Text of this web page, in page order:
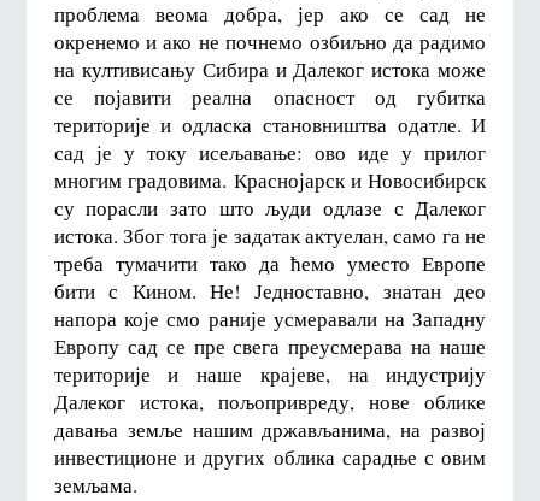
проблема веома добра, јер ако се сад не
окренемо и ако не почнемо озбиљно да радимо
на култивисању Сибира и Далеког истока може
се појавити реална опасност од губитка
територије и одласка становништва одатле. И
сад је у току исељавање: ово иде у прилог
многим градовима. Краснојарск и Новосибирск
су порасли зато што људи одлазе с Далеког
истока. Због тога је задатак актуелан, само га не
треба тумачити тако да ћемо уместо Европе
бити с Кином. Не! Једноставно, знатан део
напора које смо раније усмеравали на Западну
Европу сад се пре свега преусмерава на наше
територије и наше крајеве, на индустрију
Далеког истока, пољопривреду, нове облике
давања земље нашим држављанима, на развој
инвестиционе и других облика сарадње с овим
земљама.